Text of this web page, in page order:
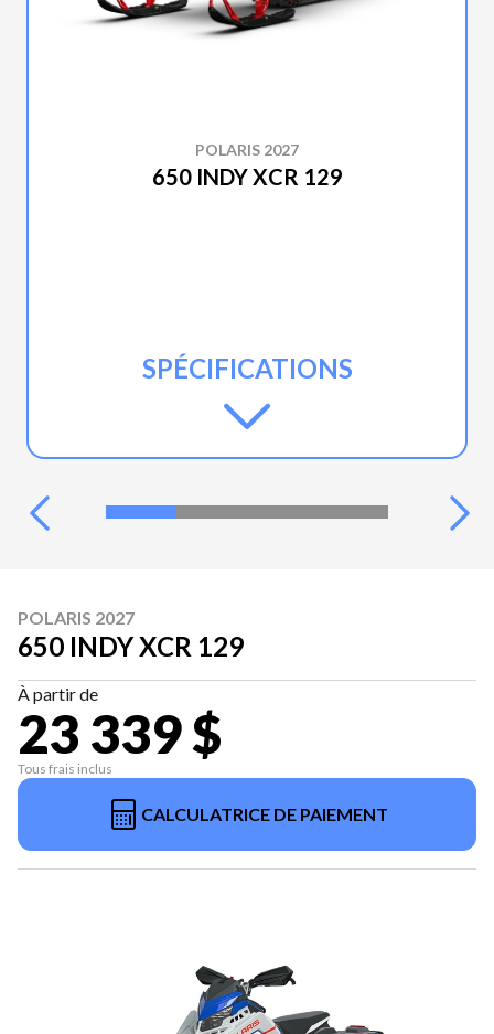
POLARIS 2027
650 INDY XCR 129
SPÉCIFICATIONS
POLARIS 2027
650 INDY XCR 129
À partir de
23 339 $
Tous frais inclus
CALCULATRICE DE PAIEMENT